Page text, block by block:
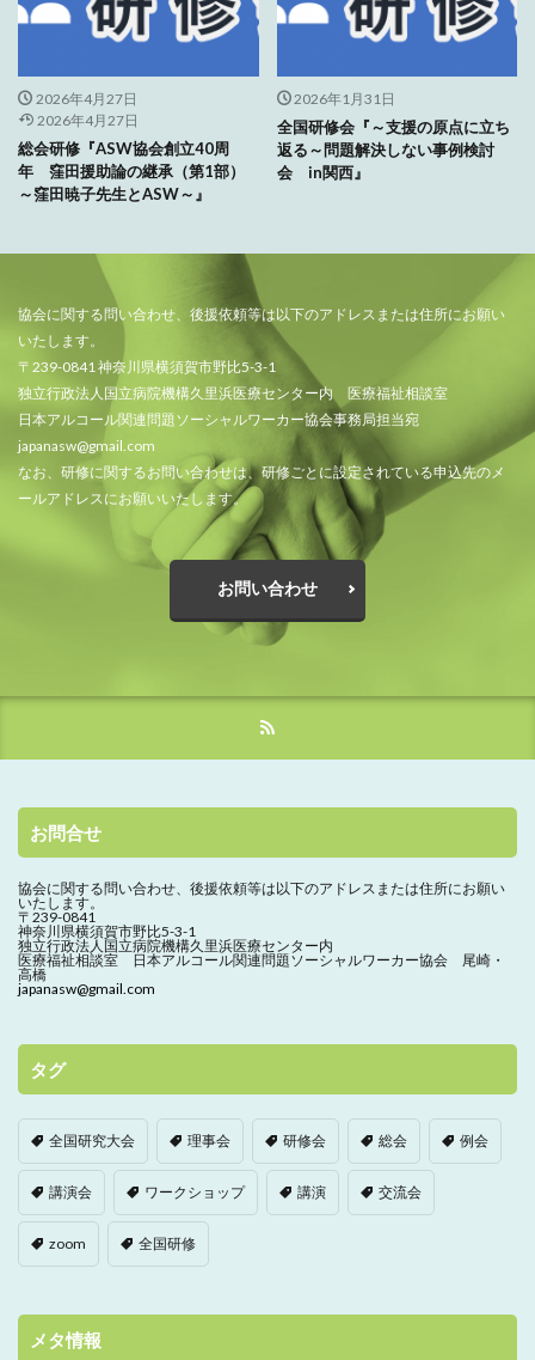
2026年4月27日
2026年4月27日
総会研修『ASW協会創立40周
年 窪田援助論の継承（第1部）
～窪田暁子先生とASW～』
2026年1月31日
全国研修会『～支援の原点に立ち
返る～問題解決しない事例検討
会 in関西』
協会に関する問い合わせ、後援依頼等は以下のアドレスまたは住所にお願い
いたします。
〒239-0841 神奈川県横須賀市野比5-3-1
独立行政法人国立病院機構久里浜医療センター内 医療福祉相談室
日本アルコール関連問題ソーシャルワーカー協会事務局担当宛
japanasw@gmail.com
なお、研修に関するお問い合わせは、研修ごとに設定されている申込先のメ
ールアドレスにお願いいたします。
お問い合わせ
お問合せ
協会に関する問い合わせ、 後援依頼等は以下のアドレスまたは住所にお願い
いたします。
〒239-0841
神奈川県横須賀市野比5-3-1
独立行政法人国立病院機構久里浜医療センター内
医療福祉相談室 日本アルコール関連問題ソーシャルワーカー協会 尾崎・
高橋
japanasw@gmail.com
タグ
全国研究大会 理事会 研修会 総会 例会
講演会 ワークショップ 講演 交流会
zoom 全国研修
メタ情報